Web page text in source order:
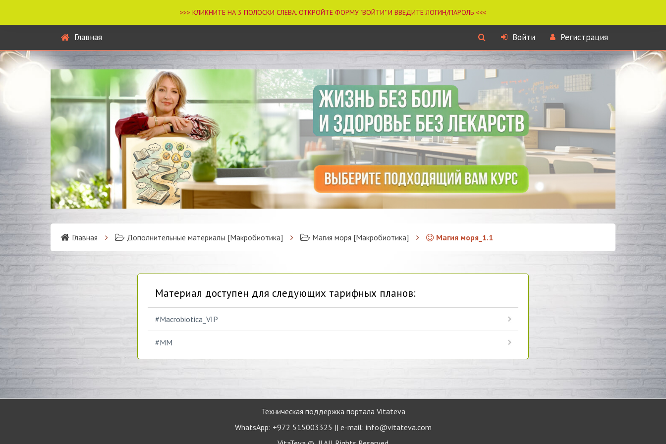
Главная Войти Регистрация
Главная Дополнительные материалы [Макробиотика] Магия моря [Макробиотика] Магия моря_1.1
Материал доступен для следующих тарифных планов:
#Macrobiotica_VIP
#MM
Техническая поддержка портала Vitateva
WhatsApp: +972 515003325 || e-mail: info@vitateva.com